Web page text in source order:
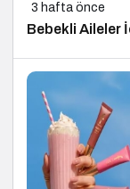
3 hafta önce
Bebekli Aileler